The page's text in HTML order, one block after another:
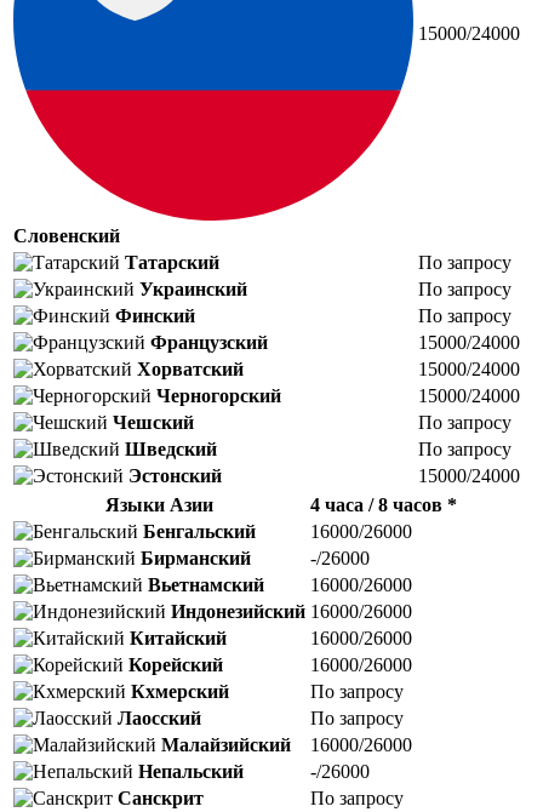
Словенский
15000/24000
Татарский
По запросу
Украинский
По запросу
Финский
По запросу
Французский
15000/24000
Хорватский
15000/24000
Черногорский
15000/24000
Чешский
По запросу
Шведский
По запросу
Эстонский
15000/24000
Языки Азии
4 часа / 8 часов *
Бенгальский
16000/26000
Бирманский
-/26000
Вьетнамский
16000/26000
Индонезийский 16000/26000
Китайский
16000/26000
Корейский
16000/26000
Кхмерский
По запросу
Лаосский
По запросу
Малайзийский
16000/26000
Непальский
-/26000
Санскрит
По запросу